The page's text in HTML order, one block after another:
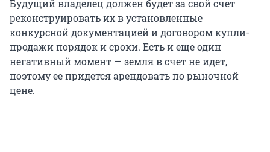
Будущий владелец должен будет за свой счет
реконструировать их в установленные
конкурсной документацией и договором купли-
продажи порядок и сроки. Есть и еще один
негативный момент — земля в счет не идет,
поэтому ее придется арендовать по рыночной
цене.